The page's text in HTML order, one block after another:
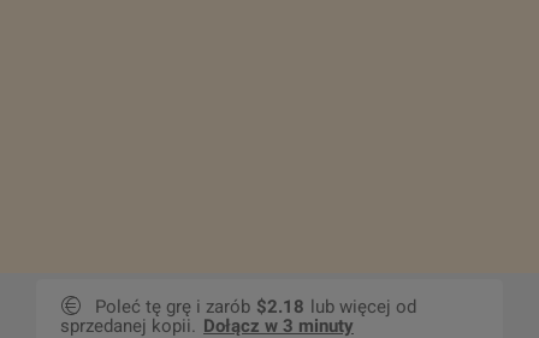
Poleć tę grę i zarób $2.18 lub więcej od
sprzedanej kopii. Dołącz w 3 minuty